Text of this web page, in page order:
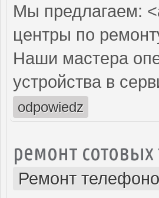
Мы предлагаем:
центры по
Наши мастера
устройства в
odpowiedz
ремонт
Ремонт